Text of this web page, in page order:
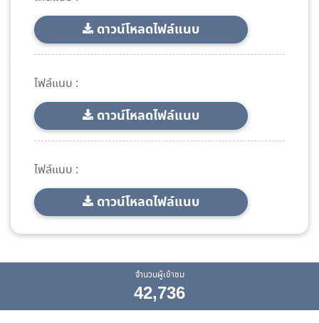
ดาวน์โหลดไฟล์แนบ
ไฟล์แนบ :
ดาวน์โหลดไฟล์แนบ
ไฟล์แนบ :
ดาวน์โหลดไฟล์แนบ
จำนวนผู้เข้าชม
42,736